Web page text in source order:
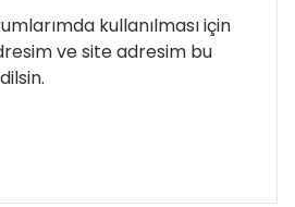
kullanılması için
ve site adresim bu